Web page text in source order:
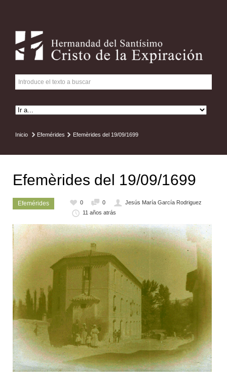
Inicio Efemérides Efemèrides del 19/09/1699
Efemèrides del 19/09/1699
Efemérides 0 0
Jesús María García Rodriguez
11 años atrás